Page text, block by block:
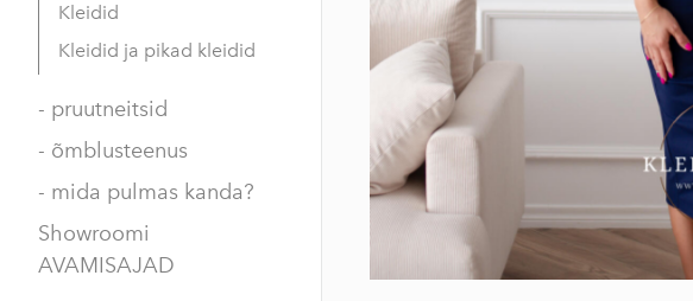
Kleidid
Kleidid ja pikad kleidid
- pruutneitsid
- õmblusteenus
- mida pulmas kanda?
Showroomi
AVAMISAJAD